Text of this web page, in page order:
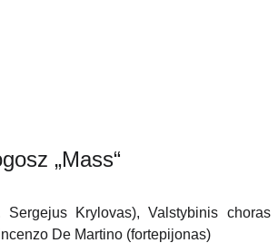
„Mass“
Krylovas), Valstybinis choras
De Martino (fortepijonas)